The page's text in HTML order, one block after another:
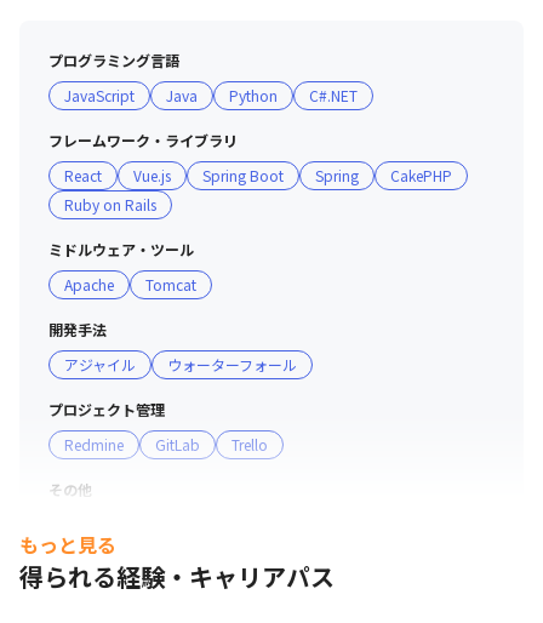
プログラミング言語
JavaScript
Java Python C#.NET
フレームワーク・ライブラリ
React
Vue.js Spring Boot Spring
CakePHP
Ruby on Rails
ミドルウェア・ツール
Apache
Tomcat
開発手法
アジャイル
ウォーターフォール
プロジェクト管理
Redmine
GitLab Trello
その他
もっと見る
得られる経験・キャリアパス